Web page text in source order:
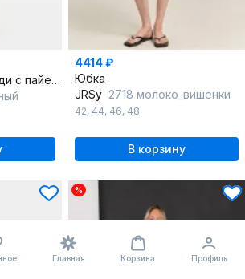
Молочная юбка миди с пайетками и шлицей сзади
4414 ₽
Юбка
JRSy 2718 молоко_вишенки
42, 44, 46, 48
В корзину
%
Главная Корзина Профиль